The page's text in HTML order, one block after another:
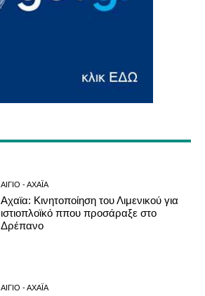
ΑΊΓΙΟ - ΑΧΑΪ́Α
Αχαϊα: Κινητοποίηση του Λιμενικού για
ιστιοπλοϊκό ππου προσάραξε στο
Δρέπανο
ΑΊΓΙΟ - ΑΧΑΪ́Α